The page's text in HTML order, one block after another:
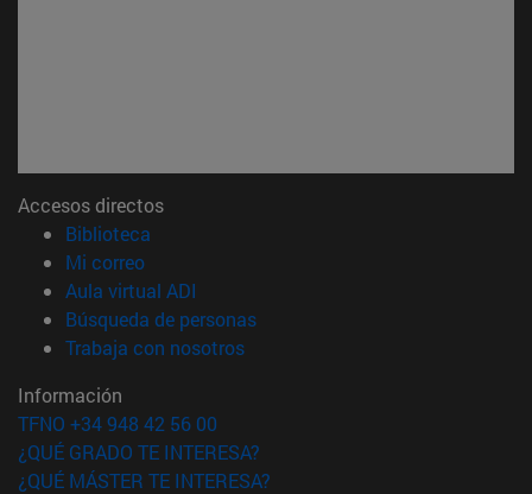
Accesos directos
Biblioteca
Mi correo(abre en nueva ventana)
Aula virtual ADI
Búsqueda de personas(abre en nueva ventana)
Trabaja con nosotros(abre en nueva ventana)
Información
TFNO +34 948 42 56 00
¿QUÉ GRADO TE INTERESA?
¿QUÉ MÁSTER TE INTERESA?